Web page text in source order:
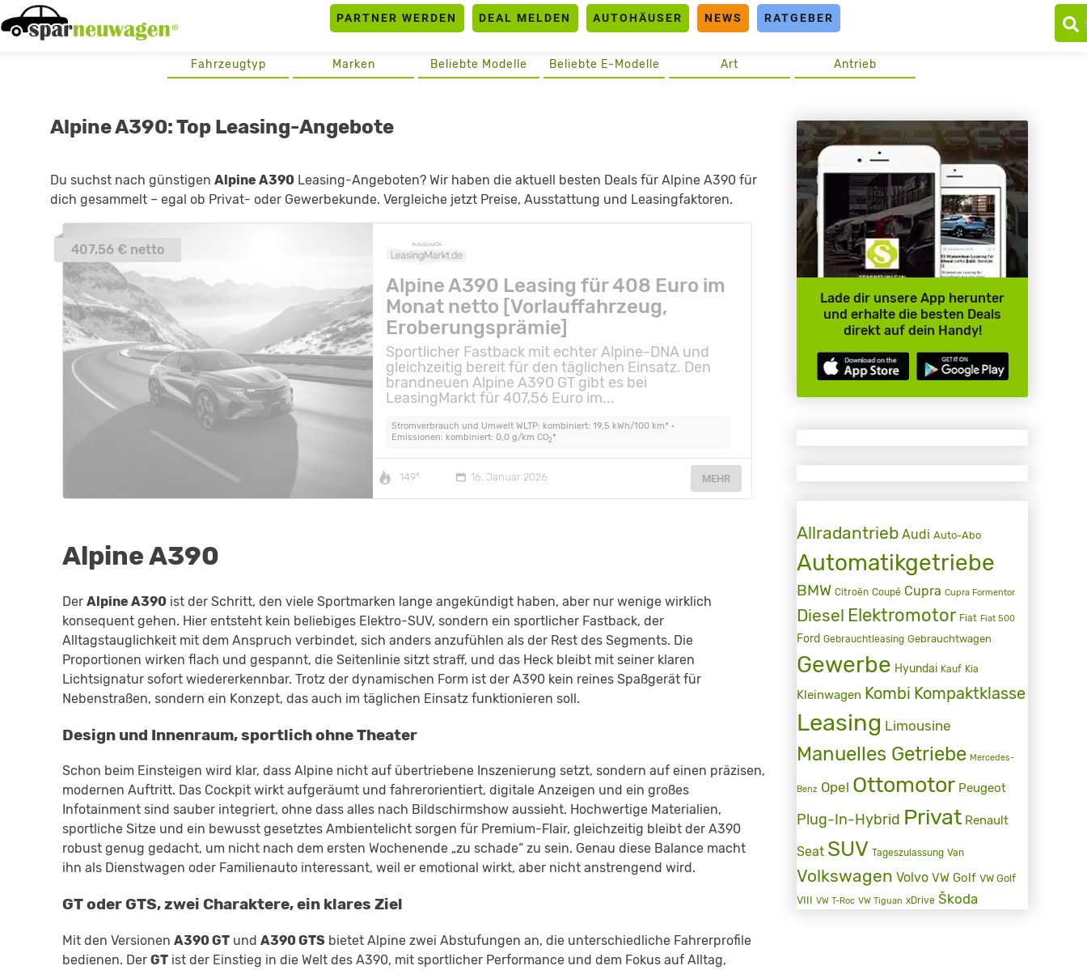
Skip
to
PARTNER WERDEN DEAL MELDEN AUTOHÄUSER NEWS RATGEBER
Antrieb
Art
Beliebte E-Modelle
Beliebte Modelle
Marken
Fahrzeugtyp
Alpine A390: Top Leasing-Angebote
Du suchst nach günstigen Alpine A390 Leasing-Angeboten? Wir haben die aktuell besten Deals für Alpine A390 für
dich gesammelt – egal ob Privat- oder Gewerbekunde. Vergleiche jetzt Preise, Ausstattung und Leasingfaktoren.
Alpine A390 Leasing für 408 Euro im
Monat netto [Vorlauffahrzeug,
Eroberungsprämie]
Sportlicher Fastback mit echter Alpine-DNA und
gleichzeitig bereit für den täglichen Einsatz. Den
brandneuen Alpine A390 GT gibt es bei
LeasingMarkt für 407,56 Euro im...
Stromverbrauch und Umwelt WLTP: kombiniert: 19,5 kWh/100 km* •
Emissionen: kombiniert: 0,0 g/km CO2*
149° 16. Januar 2026 MEHR
407,56 € netto
Alpine A390
Der Alpine A390 ist der Schritt, den viele Sportmarken lange angekündigt haben, aber nur wenige wirklich
konsequent gehen. Hier entsteht kein beliebiges Elektro-SUV, sondern ein sportlicher Fastback, der
Alltagstauglichkeit mit dem Anspruch verbindet, sich anders anzufühlen als der Rest des Segments. Die
Proportionen wirken flach und gespannt, die Seitenlinie sitzt straff, und das Heck bleibt mit seiner klaren
Lichtsignatur sofort wiedererkennbar. Trotz der dynamischen Form ist der A390 kein reines Spaßgerät für
Nebenstraßen, sondern ein Konzept, das auch im täglichen Einsatz funktionieren soll.
Design und Innenraum, sportlich ohne Theater
Schon beim Einsteigen wird klar, dass Alpine nicht auf übertriebene Inszenierung setzt, sondern auf einen präzisen,
modernen Auftritt. Das Cockpit wirkt aufgeräumt und fahrerorientiert, digitale Anzeigen und ein großes
Infotainment sind sauber integriert, ohne dass alles nach Bildschirmshow aussieht. Hochwertige Materialien,
sportliche Sitze und ein bewusst gesetztes Ambientelicht sorgen für Premium-Flair, gleichzeitig bleibt der A390
robust genug gedacht, um nicht nach dem ersten Wochenende „zu schade“ zu sein. Genau diese Balance macht
ihn als Dienstwagen oder Familienauto interessant, weil er emotional wirkt, aber nicht anstrengend wird.
GT oder GTS, zwei Charaktere, ein klares Ziel
Mit den Versionen A390 GT und A390 GTS bietet Alpine zwei Abstufungen an, die unterschiedliche Fahrerprofile
bedienen. Der GT ist der Einstieg in die Welt des A390, mit sportlicher Performance und dem Fokus auf Alltag,
Lade dir unsere App herunter
und erhalte die besten Deals
direkt auf dein Handy!
Allradantrieb Audi Auto-Abo
Automatikgetriebe
BMW Citroën Coupé Cupra Cupra Formentor
Diesel Elektromotor Fiat Fiat 500
Ford Gebrauchtleasing Gebrauchtwagen
Gewerbe Hyundai Kauf Kia
Kleinwagen Kombi Kompaktklasse
Leasing Limousine
Manuelles Getriebe Mercedes-
Benz Opel Ottomotor Peugeot
Plug-In-Hybrid Privat Renault
Seat SUV Tageszulassung Van
Volkswagen Volvo VW Golf VW Golf
VIII VW T-Roc VW Tiguan xDrive Škoda